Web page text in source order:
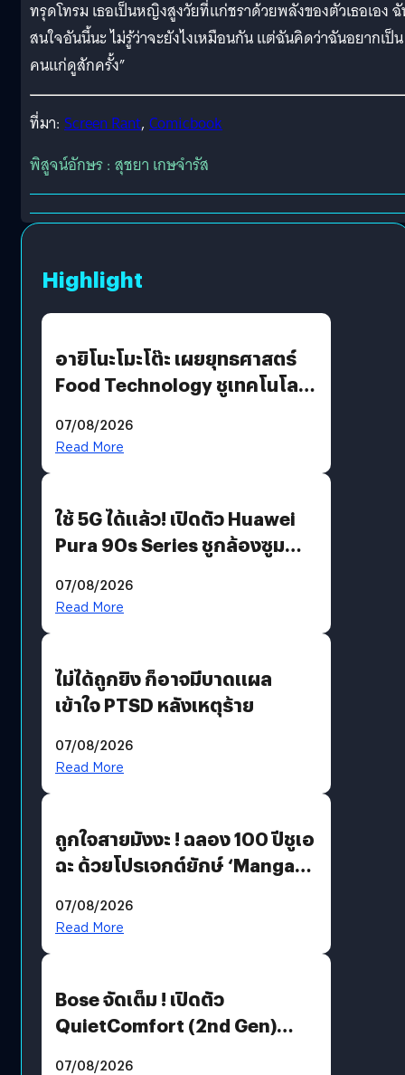
ทรุดโทรม เธอเป็นหญิงสูงวัยที่แก่ชราด้วยพลังของตัวเธอเอง
สนใจอันนี้นะ ไม่รู้ว่าจะยังไงเหมือนกัน แต่ฉันคิดว่าฉันอยากเป็น
คนแก่ดูสักครั้ง”
ที่มา: Screen Rant, Comicbook
พิสูจน์อักษร : สุชยา เกษจำรัส
Highlight
อายิโนะโมะโต๊ะ เผยยุทธศาสตร์
Food Technology ชูเทคโนโลยี
บริโภคและ B2B
07/08/2026
Read More
ใช้ 5G ได้แล้ว! เปิดตัว Huawei
Pura 90s Series ชูกล้องซูม
07/08/2026
Read More
ไม่ได้ถูกยิง ก็อาจมีบาดแผล
เข้าใจ PTSD หลังเหตุร้าย
07/08/2026
Read More
ถูกใจสายมังงะ ! ฉลอง 100 ปีชูเอ
ฉะ ด้วยโปรเจกต์ยักษ์ ‘Manga
มีภาษาไทยด้วย
07/08/2026
Read More
Bose จัดเต็ม ! เปิดตัว
QuietComfort (2nd Gen)
07/08/2026